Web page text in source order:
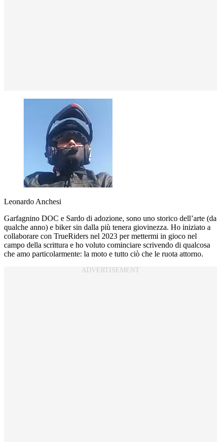
Leonardo Anchesi
Garfagnino DOC e Sardo di adozione, sono uno storico dell’arte (da
qualche anno) e biker sin dalla più tenera giovinezza. Ho iniziato a
collaborare con TrueRiders nel 2023 per mettermi in gioco nel
campo della scrittura e ho voluto cominciare scrivendo di qualcosa
che amo particolarmente: la moto e tutto ciò che le ruota attorno.